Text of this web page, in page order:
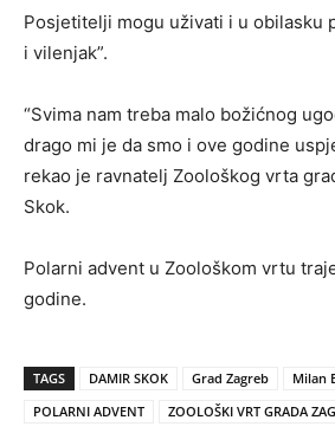
Posjetitelji mogu uživati i u obilasku
i vilenjak”.
“Svima nam treba malo božićnog
drago mi je da smo i ove godine
rekao je ravnatelj Zoološkog vrta
Skok.
Polarni advent u Zoološkom vrtu
godine.
TAGS DAMIR SKOK Grad Zagreb
Milan
POLARNI ADVENT
ZOOLOŠKI VRT GRADA